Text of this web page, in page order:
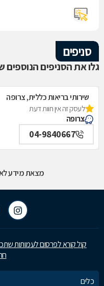
סניפים
גלו את הסניפים הנוספים
שירותי בריאות כללית, צרופה
לעסק זה אין חוות דעת
צרופה
04-9840667
מצאת מידע לא
קול קורא לפרסום לעמותות
כלים